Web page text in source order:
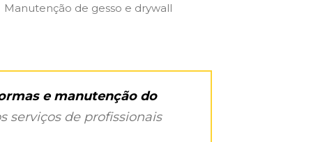
Manutenção de gesso e drywall
e manutenção do
serviços de profissionais